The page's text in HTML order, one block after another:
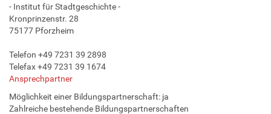
- Institut für Stadtgeschichte -
Kronprinzenstr. 28
75177 Pforzheim
Telefon +49 7231 39 2898
Telefax +49 7231 39 1674
Ansprechpartner
Möglichkeit einer Bildungspartnerschaft: ja
Zahlreiche bestehende Bildungspartnerschaften